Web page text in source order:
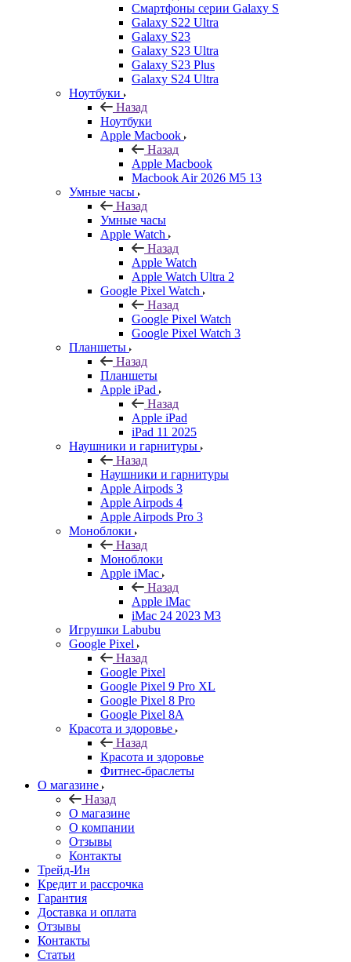
Смартфоны серии Galaxy S
Galaxy S22 Ultra
Galaxy S23
Galaxy S23 Ultra
Galaxy S23 Plus
Galaxy S24 Ultra
Ноутбуки
Назад
Ноутбуки
Apple Macbook
Назад
Apple Macbook
Macbook Air 2026 M5 13
Умные часы
Назад
Умные часы
Apple Watch
Назад
Apple Watch
Apple Watch Ultra 2
Google Pixel Watch
Назад
Google Pixel Watch
Google Pixel Watch 3
Планшеты
Назад
Планшеты
Apple iPad
Назад
Apple iPad
iPad 11 2025
Наушники и гарнитуры
Назад
Наушники и гарнитуры
Apple Airpods 3
Apple Airpods 4
Apple Airpods Pro 3
Моноблоки
Назад
Моноблоки
Apple iMac
Назад
Apple iMac
iMac 24 2023 M3
Игрушки Labubu
Google Pixel
Назад
Google Pixel
Google Pixel 9 Pro XL
Google Pixel 8 Pro
Google Pixel 8A
Красота и здоровье
Назад
Красота и здоровье
Фитнес-браслеты
О магазине
Назад
О магазине
О компании
Отзывы
Контакты
Трейд-Ин
Кредит и рассрочка
Гарантия
Доставка и оплата
Отзывы
Контакты
Статьи